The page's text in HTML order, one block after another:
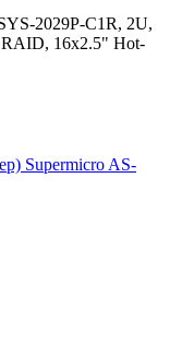
2029P-C1R, 2U,
16x2.5" Hot-
Supermicro AS-